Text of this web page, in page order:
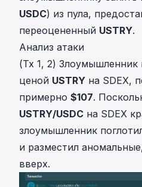
USDC) из пула,
переоцененный USTRY.
Анализ атаки
(Tx 1, 2) Злоумышленник
ценой USTRY на SDEX,
примерно $107.
USTRY/USDC на SDEX
злоумышленник
и разместил
вверх.